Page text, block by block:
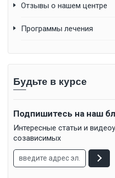
Отзывы о нашем центре
Программы лечения
Будьте в курсе
Подпишитесь на наш
Интересные статьи и
созависимых